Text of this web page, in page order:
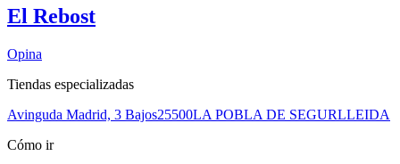
El Rebost
Opina
Tiendas especializadas
Avinguda Madrid, 3 Bajos25500LA POBLA DE SEGURLLEIDA
Cómo ir